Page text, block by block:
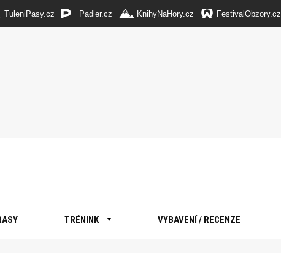
TuleniPasy.cz Padler.cz KnihyNaHory.cz FestivalObzory.cz
TRÉNINK VYBAVENÍ / RECENZE